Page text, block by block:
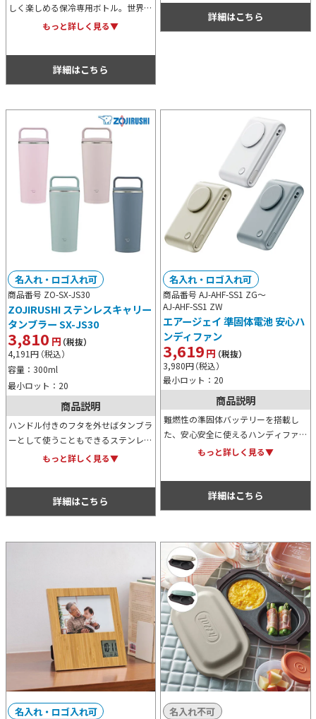
しく楽しめる保冷専用ボトル。世界的
なブランド、サーモスによる真空断熱
ーツやレジャー時の熱中症対策に冷た
いスポーツドリンクを入れてもOK。
もっと詳しく見る▼
詳細はこちら
詳細はこちら
商品番号 ZO-SX-JS30
ZOJIRUSHI ステンレスキャリー
タンブラー SX-JS30
3,810 円（税抜）
4,191円（税込）
容量：300ml
最小ロット：20
名入れ・ロゴ入れ可
商品説明
ハンドル付きのフタを外せばタンブラ
ーとして使うこともできるステンレス
キャリータンブラーの300mlサイズ。
もっと詳しく見る▼
詳細はこちら
商品番号 AJ-AHF-SS1 ZG～
AJ-AHF-SS1 ZW
エアージェイ 準固体電池 安心ハ
ンディファン
3,619円（税抜）
3,980円（税込）
最小ロット：20
名入れ・ロゴ入れ可
商品説明
難燃性の準固体バッテリーを搭載し
た、安心安全に使えるハンディファ
ン。発火リスクを抑え、夏の暑さを快
べる3色展開で、日常の熱中症対策に
おすすめです。
もっと詳しく見る▼
詳細はこちら
名入れ・ロゴ入れ可 名入れ不可